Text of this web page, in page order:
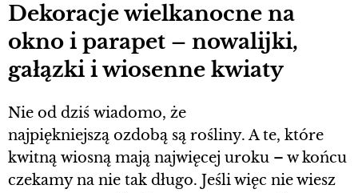
Dekoracje wielkanocne na
okno i parapet – nowalijki,
gałązki i wiosenne kwiaty
Nie od dziś wiadomo, że
najpiękniejszą ozdobą są rośliny. A te, które
kwitną wiosną mają najwięcej uroku – w końcu
czekamy na nie tak długo. Jeśli więc nie wiesz